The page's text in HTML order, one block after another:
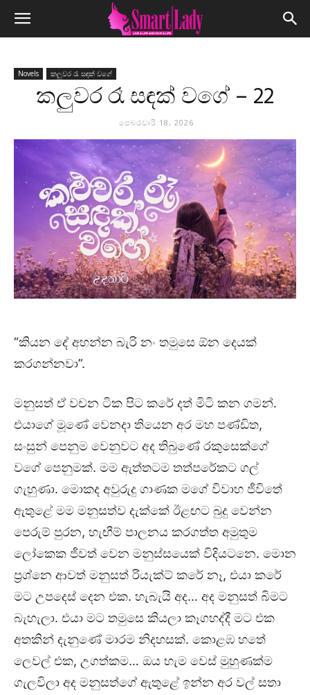
Novels කලුවර රෑ සඳක් වගේ
කලුවර රෑ සඳක් වගේ – 22
පෙබරවාරි 18, 2026
“කියන දේ අහන්න බැරි නං තමුසෙ ඕන දෙයක්
කරගන්නවා”.
මනුසත් ඒ වචන ටික පිට කරේ දත් මිටි කන ගමන්.
එයාගේ මූණේ වෙනදා තියෙන අර මහ පණ්ඩිත,
සංසුන් පෙනුම වෙනුවට අද තිබුණේ රකුසෙක්ගේ
වගේ පෙනුමක්. මම ඇත්තටම තත්පරේකට ගල්
ගැහුණා. මොකද අවුරුදු ගාණක මගේ විවාහ ජීවිතේ
ඇතුළේ මම මනුසත්ව දැක්කේ ඊළඟට බුදු වෙන්න
පෙරුම් පුරන, හැඟීම් පාලනය කරගත්ත අමුතුම
ලෝකෙක ජීවත් වෙන මනුස්සයෙක් විදියටනෙ. මොන
ප්‍රශ්නෙ ආවත් මනුසත් රියැක්ට් කරේ නෑ, එයා කරේ
මට උපදෙස් දෙන එක. හැබැයි අද… අද මනුසත් බිමට
බැහැලා. එයා මට තමුසෙ කියලා කෑගහද්දී මට එක
අතකින් දැනුණේ මාරම නිදහසක්. කොළඹ හතේ
ලෙවල් එක, උගත්කම… ඔය හැම වෙස් මුහුණක්ම
ගැලවිලා අද මනුසත්ගේ ඇතුළේ ඉන්න අර වල් සතා